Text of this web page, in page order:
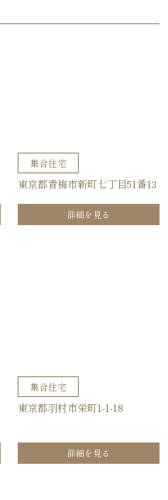
集合住宅
東京都青梅市新町七丁目51番13
詳細を見る
集合住宅
東京都羽村市栄町1-1-18
詳細を見る